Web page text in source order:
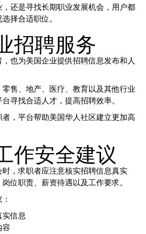
还是寻找长期职业发展机会，用户都
择合适职位。
招聘服务
也为美国企业提供招聘信息发布和人
售、地产、医疗、教育以及其他行业
寻找合适人才，提高招聘效率。
，平台帮助美国华人社区建立更加高
作安全建议
，求职者应注意核实招聘信息真实
位职责、薪资待遇以及工作要求。
信息
容